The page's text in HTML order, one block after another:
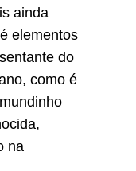
ainda
elementos
do
como é
na